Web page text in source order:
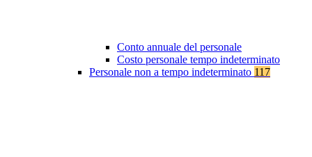
Conto annuale del personale
Costo personale tempo indeterminato
Personale non a tempo indeterminato 117